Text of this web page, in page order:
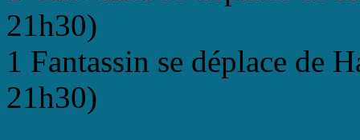
21h30)
1 Fantassin se déplace
21h30)